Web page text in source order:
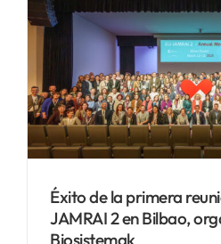
Éxito de la primera
JAMRAI 2 en Bilbao,